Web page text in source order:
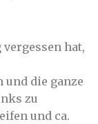
hat,
und die ganze
zu
und ca.